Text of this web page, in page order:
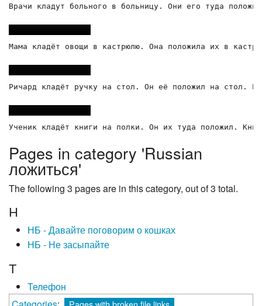
Врачи кладут больного в больницу. Они его туда
Мама кладёт овощи в кастрюлю. Она положила их в
Ричард кладёт ручку на стол. Он её положил на стол.
Pages in category 'Russian
ложиться'
The following 3 pages are in this category, out of 3 total.
Н
НБ - Давайте поговорим о кошках
НБ - Не засыпайте
Т
Телефон